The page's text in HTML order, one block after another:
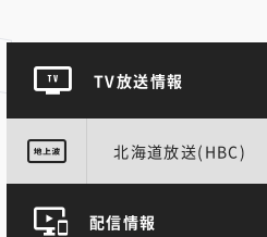
TV放送情報
北海道放送(HBC)
配信情報